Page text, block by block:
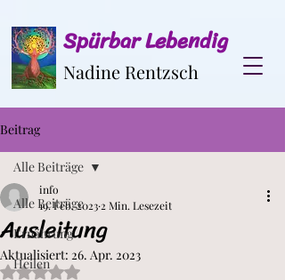
Spürbar Lebendig
Nadine Rentzsch
Beitrag
Alle Beiträge
Ernährung
Heilen
Alle Beiträge
Ausleitung
info
19. Feb. 2023 2 Min. Lesezeit
Aktualisiert: 26. Apr. 2023
Mit NaN von 5 Sternen bewertet.